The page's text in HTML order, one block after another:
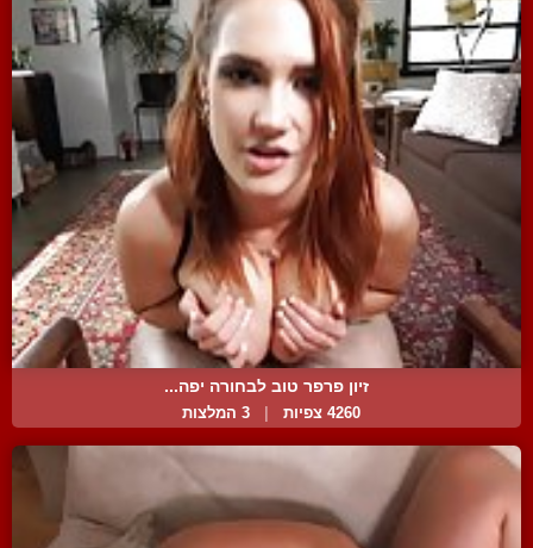
זיון פרפר טוב לבחורה יפה...
4260 צפיות 3 המלצות